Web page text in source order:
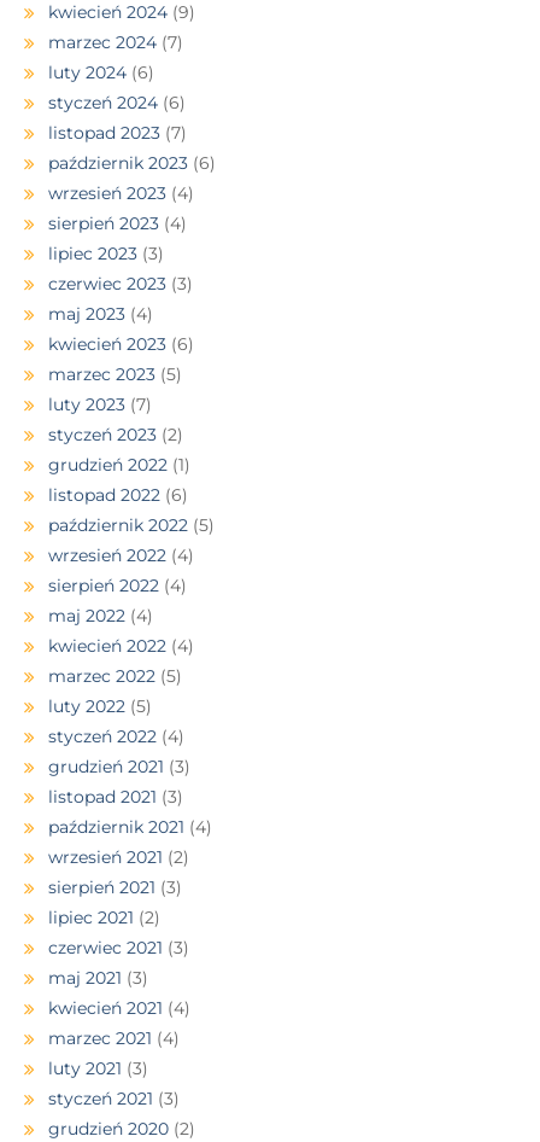
kwiecień 2024 (9)
marzec 2024 (7)
luty 2024 (6)
styczeń 2024 (6)
listopad 2023 (7)
październik 2023 (6)
wrzesień 2023 (4)
sierpień 2023 (4)
lipiec 2023 (3)
czerwiec 2023 (3)
maj 2023 (4)
kwiecień 2023 (6)
marzec 2023 (5)
luty 2023 (7)
styczeń 2023 (2)
grudzień 2022 (1)
listopad 2022 (6)
październik 2022 (5)
wrzesień 2022 (4)
sierpień 2022 (4)
maj 2022 (4)
kwiecień 2022 (4)
marzec 2022 (5)
luty 2022 (5)
styczeń 2022 (4)
grudzień 2021 (3)
listopad 2021 (3)
październik 2021 (4)
wrzesień 2021 (2)
sierpień 2021 (3)
lipiec 2021 (2)
czerwiec 2021 (3)
maj 2021 (3)
kwiecień 2021 (4)
marzec 2021 (4)
luty 2021 (3)
styczeń 2021 (3)
grudzień 2020 (2)